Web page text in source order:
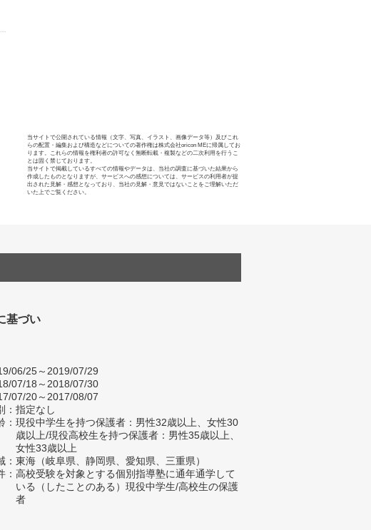
当サイトで公開されている情報（文字、写真、イラスト、画像データ等）及びこれ
らの配置・編集および構造などについての著作権は株式会社oricon MEに帰属してお
ります。これらの情報を権利者の許可なく無断転載・複製などの二次利用を行うこ
とは固く禁じております。
当サイトで掲載しているすべての情報やデータは、当社の調査に基づいた結果から
作成したものとなりますが、サービスへの感想については、サービスの利用者が提
出された見解・感想となっており、当社の見解・意見ではないことをご理解いただ
いた上でご覧ください。
基づい
06/25～2019/07/29
07/18～2018/07/30
07/20～2017/08/07
：指定なし
：現役中学生を持つ保護者：男性32歳以上、女性30
歳以上/現役高校生を持つ保護者：男性35歳以上、
女性33歳以上
：東海（岐阜県、静岡県、愛知県、三重県）
：高校受験を対象とする個別指導塾に通年通学して
いる（したことのある）現役中学生/高校生の保護
者